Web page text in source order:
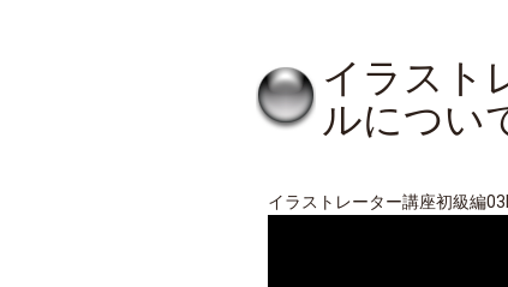
イラスト
ルについ
イラストレーター講座初級編